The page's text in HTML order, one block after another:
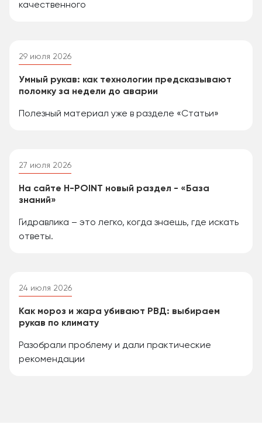
качественного
29 июля 2026
Умный рукав: как технологии предсказывают
поломку за недели до аварии
Полезный материал уже в разделе «Статьи»
27 июля 2026
На сайте H-POINT новый раздел - «База
знаний»
Гидравлика – это легко, когда знаешь, где искать
ответы.
24 июля 2026
Как мороз и жара убивают РВД: выбираем
рукав по климату
Разобрали проблему и дали практические
рекомендации